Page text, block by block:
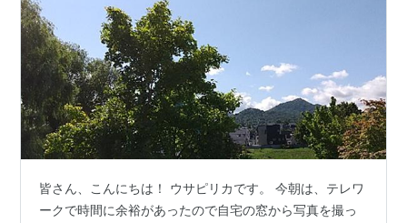
皆さん、こんにちは！ ウサピリカです。 今朝は、テレワ
ークで時間に余裕があったので自宅の窓から写真を撮っ